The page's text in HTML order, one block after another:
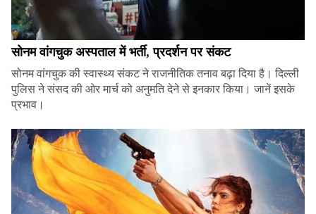
सोनम वांगचुक अस्पताल में भर्ती, प्रदर्शन पर संकट
सोनम वांगचुक की स्वास्थ्य संकट ने राजनीतिक तनाव बढ़ा दिया है। दिल्ली
पुलिस ने संसद की ओर मार्च को अनुमति देने से इनकार किया। जानें इसके
प्रभाव।